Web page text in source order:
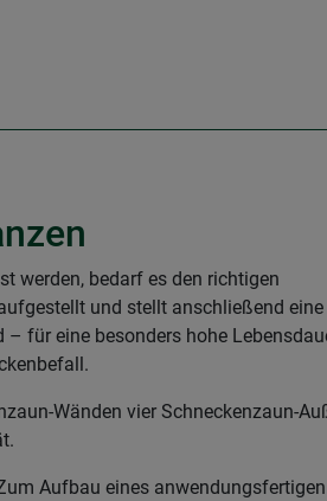
werden, bedarf es den richtigen
und stellt anschließend
für eine besonders hohe
Wänden vier Schneckenzaun-
Aufbau eines anwendungsfertigen